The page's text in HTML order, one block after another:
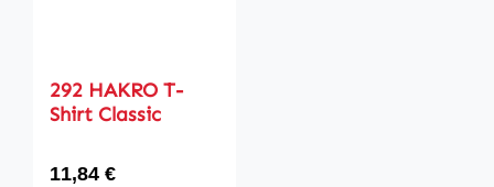
292 HAKRO T-
Shirt Classic
Regulärer Preis:
11,84 €